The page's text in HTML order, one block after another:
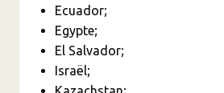
Ecuador;
Egypte;
El Salvador;
Israël;